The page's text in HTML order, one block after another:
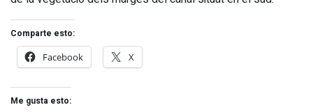
Comparte esto:
Facebook
X
Me gusta esto: